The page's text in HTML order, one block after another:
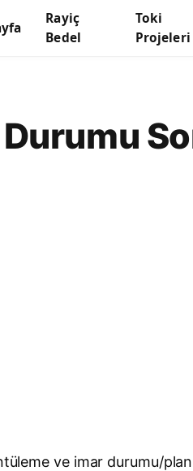
Rayiç
Bedel
Toki
Projeleri
ve imar durumu/